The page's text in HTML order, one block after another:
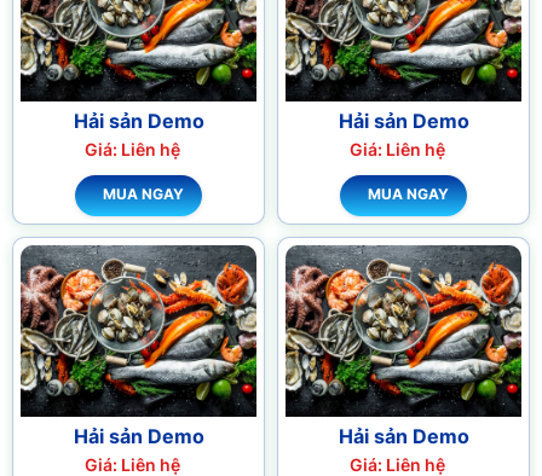
Hải sản Demo
Giá: Liên hệ
MUA NGAY
Hải sản Demo
Giá: Liên hệ
MUA NGAY
Hải sản Demo
Giá: Liên hệ
Hải sản Demo
Giá: Liên hệ